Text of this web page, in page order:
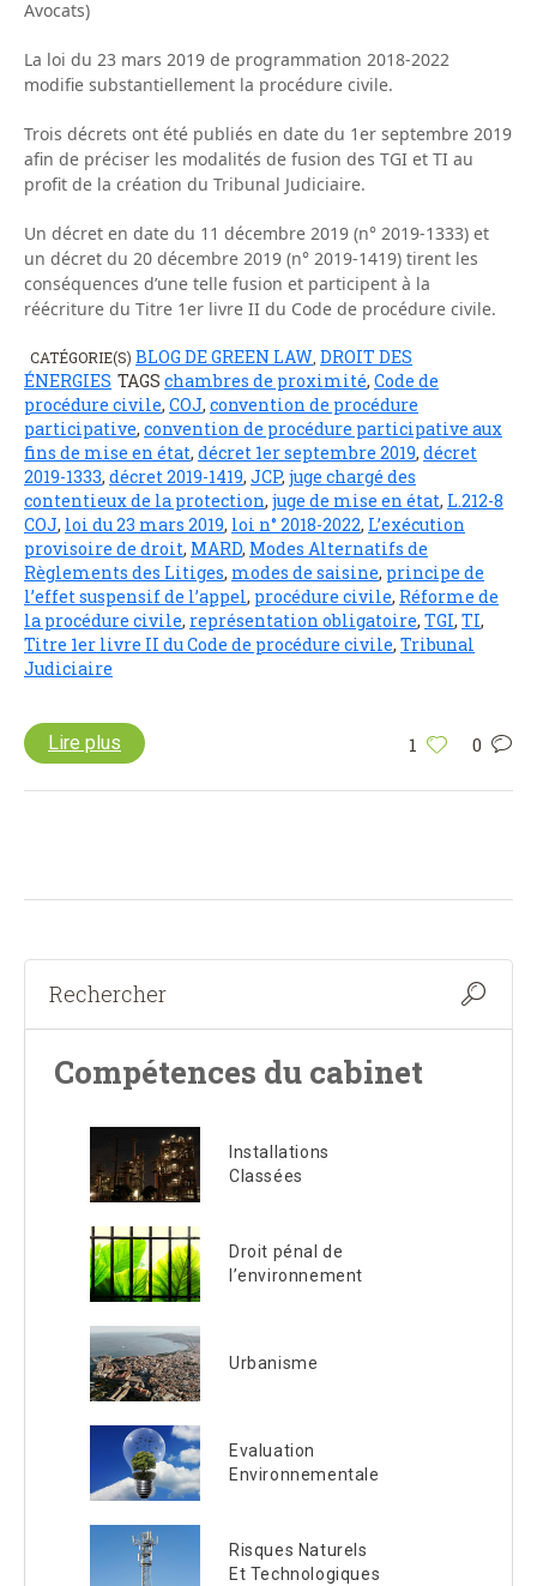
Avocats)
La loi du 23 mars 2019 de programmation 2018-2022
modifie substantiellement la procédure civile.
Trois décrets ont été publiés en date du 1er septembre 2019
afin de préciser les modalités de fusion des TGI et TI au
profit de la création du Tribunal Judiciaire.
Un décret en date du 11 décembre 2019 (n° 2019-1333) et
un décret du 20 décembre 2019 (n° 2019-1419) tirent les
conséquences d’une telle fusion et participent à la
réécriture du Titre 1er livre II du Code de procédure civile.
CATÉGORIE(S) BLOG DE GREEN LAW DROIT DES
ÉNERGIES TAGS chambres de proximité, Code de
procédure civile, COJ, convention de procédure
participative, convention de procédure participative aux
fins de mise en état, décret 1er septembre 2019, décret
2019-1333, décret 2019-1419, JCP, juge chargé des
contentieux de la protection, juge de mise en état, L.212-8
COJ, loi du 23 mars 2019, loi n° 2018-2022, L’exécution
provisoire de droit, MARD, Modes Alternatifs de
Règlements des Litiges, modes de saisine, principe de
l’effet suspensif de l’appel, procédure civile, Réforme de
la procédure civile, représentation obligatoire, TGI, TI,
Titre 1er livre II du Code de procédure civile, Tribunal
Judiciaire
1 0
Lire plus
Compétences du cabinet
Installations
Classées
Droit pénal de
l’environnement
Urbanisme
Evaluation
Environnementale
Risques Naturels
Et Technologiques